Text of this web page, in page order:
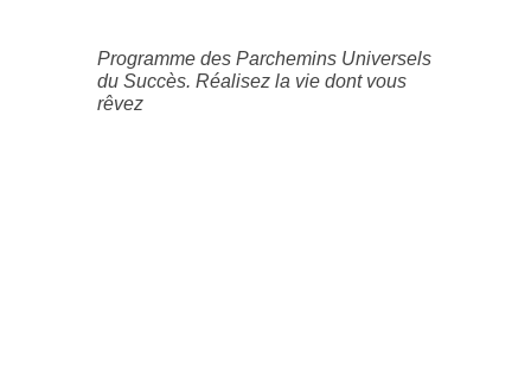
Programme des Parchemins Universels
du Succès. Réalisez la vie dont vous
rêvez